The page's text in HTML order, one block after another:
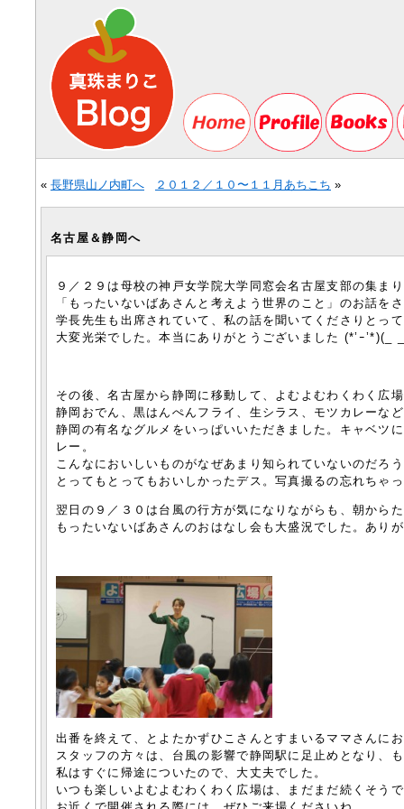
« 長野県山ノ内町へ ２０１２／１０〜１１月あちこち »
名古屋＆静岡へ
９／２９は母校の神戸女学院大学同窓会名古屋支部の集ま
「もったいないばあさんと考えよう世界のこと」のお話を
学長先生も出席されていて、私の話を聞いてくださりとっ
大変光栄でした。本当にありがとうございました (*’ｰ’*)(_
その後、名古屋から静岡に移動して、よむよむわくわく広
静岡おでん、黒はんぺんフライ、生シラス、モツカレーな
静岡の有名なグルメをいっぱいいただきました。キャベツ
レー。
こんなにおいしいものがなぜあまり知られていないのだろ
とってもとってもおいしかったデス。写真撮るの忘れちゃ
翌日の９／３０は台風の行方が気になりながらも、朝から
もったいないばあさんのおはなし会も大盛況でした。あり
出番を終えて、とよたかずひこさんとすまいるママさんに
スタッフの方々は、台風の影響で静岡駅に足止めとなり、
私はすぐに帰途についたので、大丈夫でした。
いつも楽しいよむよむわくわく広場は、まだまだ続くそう